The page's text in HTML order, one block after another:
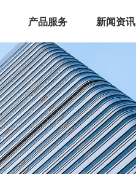
产品服务
产品服务
新闻资讯